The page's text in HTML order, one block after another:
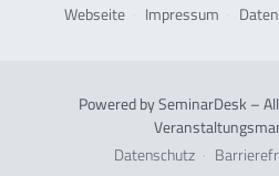
Webseite
Impressum
Powered by SeminarDesk –
Datenschutz ·